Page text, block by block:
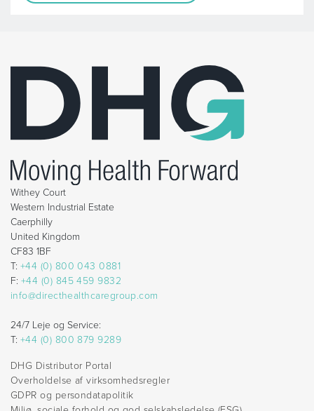
Withey Court
Western Industrial Estate
Caerphilly
United Kingdom
CF83 1BF
T: +44 (0) 800 043 0881
F: +44 (0) 845 459 9832
info@directhealthcaregroup.com
24/7 Leje og Service:
T: +44 (0) 800 879 9289
DHG Distributor Portal
Overholdelse af virksomhedsregler
GDPR og persondatapolitik